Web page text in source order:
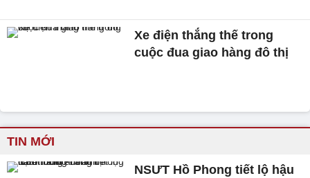
Xe điện thắng thế trong
cuộc đua giao hàng đô thị
TIN MỚI
NSƯT Hồ Phong tiết lộ hậu